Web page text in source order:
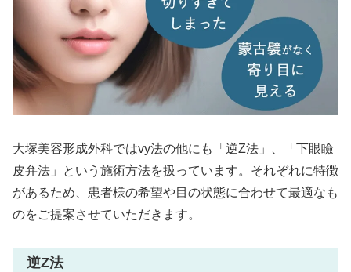
大塚美容形成外科ではvy法の他にも「逆Z法」、「下眼瞼
皮弁法」という施術方法を扱っています。それぞれに特徴
があるため、患者様の希望や目の状態に合わせて最適なも
のをご提案させていただきます。
逆Z法